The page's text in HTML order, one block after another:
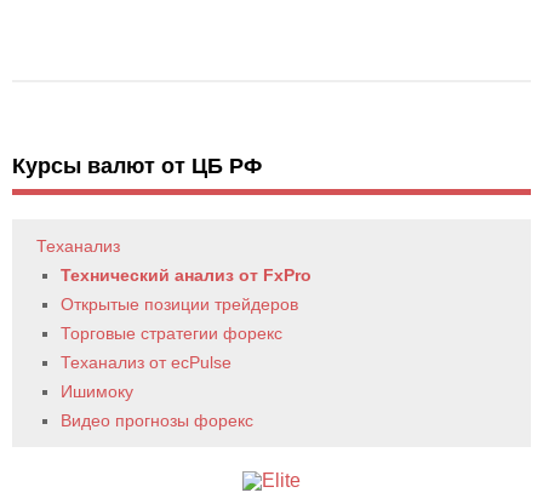
Курсы валют от ЦБ РФ
Теханализ
Технический анализ от FxPro
Открытые позиции трейдеров
Торговые стратегии форекс
Теханализ от ecPulse
Ишимоку
Видео прогнозы форекс